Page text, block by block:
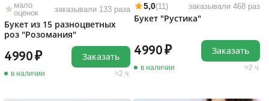
мало
оценок
заказывали 133 раза
Букет из 15 разноцветных
роз "Розомания"
4990
в наличии 2 ч.
Заказать
5,0(11) заказывали 468 раз
Букет "Рустика"
4990
в наличии 2 ч.
Заказать